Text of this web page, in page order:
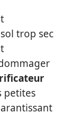
trop sec
petites